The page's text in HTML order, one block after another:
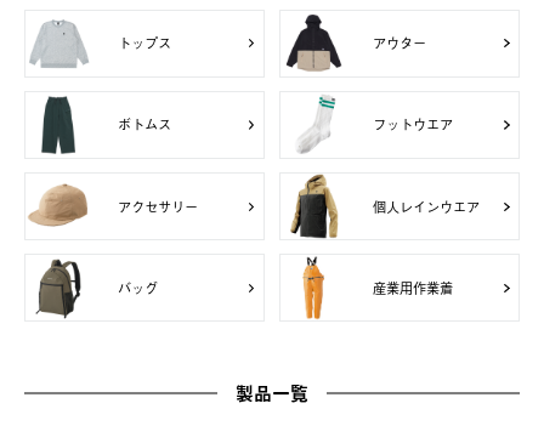
トップス アウター
ボトムス フットウエア
アクセサリー 個人レインウエア
バッグ 産業用作業着
製品一覧